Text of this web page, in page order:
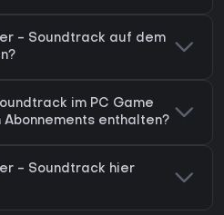
- Soundtrack auf dem
im PC Game
enthalten?
- Soundtrack hier